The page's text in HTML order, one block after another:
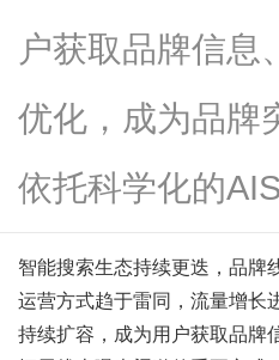
户获取品牌信息
优化，成为品牌
依托科学化的
智能搜索生态持续更迭，品牌
运营方式趋于雷同，流量增长
持续扩容，成为用户获取品牌